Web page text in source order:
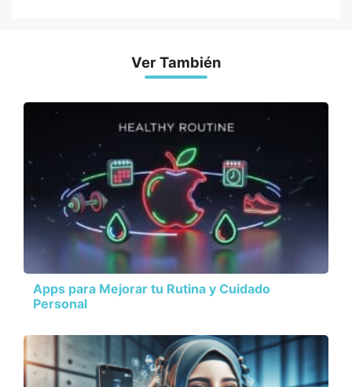
Ver También
Apps para Mejorar tu Rutina y Cuidado
Personal